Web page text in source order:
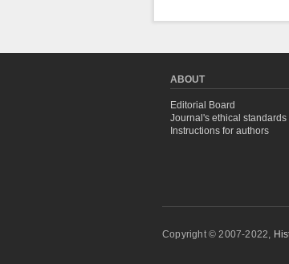
ABOUT
Editorial Board
Journal's ethical standards
Instructions for authors
Copyright © 2007-2022,